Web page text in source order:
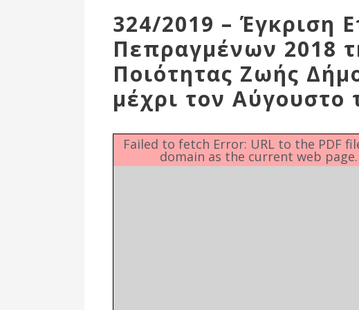
Δημοτικές
Ενότητες
324/2019 – Έγκριση
Πεπραγμένων 2018
Ποιότητας Ζωής
μέχρι τον Αύγουστο
Failed to fetch Error: URL to the PDF
domain as the current web page.